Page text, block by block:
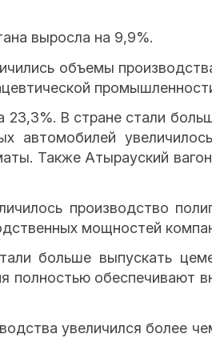
выросла на 9,9%.
объемы
В стране стали
автомобилей
Также Атырауский
производство
мощностей
больше выпускать
полностью обеспечивают
увеличился более